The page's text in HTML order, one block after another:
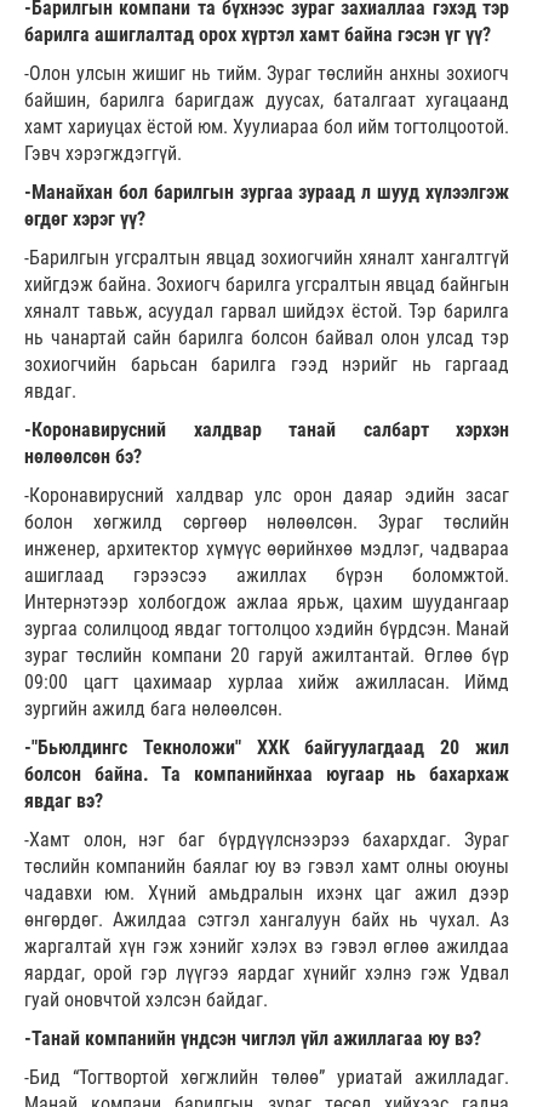
-Барилгын компани та бүхнээс зураг захиаллаа гэхэд тэр
барилга ашиглалтад орох хүртэл хамт байна гэсэн үг үү?
-Олон улсын жишиг нь тийм. Зураг төслийн анхны зохиогч
байшин, барилга баригдаж дуусах, баталгаат хугацаанд
хамт хариуцах ёстой юм. Хуулиараа бол ийм тогтолцоотой.
Гэвч хэрэгждэггүй.
-Манайхан бол барилгын зургаа зураад л шууд хүлээлгэж
өгдөг хэрэг үү?
-Барилгын угсралтын явцад зохиогчийн хяналт хангалтгүй
хийгдэж байна. Зохиогч барилга угсралтын явцад байнгын
хяналт тавьж, асуудал гарвал шийдэх ёстой. Тэр барилга
нь чанартай сайн барилга болсон байвал олон улсад тэр
зохиогчийн барьсан барилга гээд нэрийг нь гаргаад
явдаг.
-Коронавирусний халдвар танай салбарт хэрхэн
нөлөөлсөн бэ?
-Коронавирусний халдвар улс орон даяар эдийн засаг
болон хөгжилд сөргөөр нөлөөлсөн. Зураг төслийн
инженер, архитектор хүмүүс өөрийнхөө мэдлэг, чадвараа
ашиглаад гэрээсээ ажиллах бүрэн боломжтой.
Интернэтээр холбогдож ажлаа ярьж, цахим шуудангаар
зургаа солилцоод явдаг тогтолцоо хэдийн бүрдсэн. Манай
зураг төслийн компани 20 гаруй ажилтантай. Өглөө бүр
09:00 цагт цахимаар хурлаа хийж ажилласан. Иймд
зургийн ажилд бага нөлөөлсөн.
-"Бьюлдингс Текноложи" ХХК байгуулагдаад 20 жил
болсон байна. Та компанийнхаа юугаар нь бахархаж
явдаг вэ?
-Хамт олон, нэг баг бүрдүүлснээрээ бахархдаг. Зураг
төслийн компанийн баялаг юу вэ гэвэл хамт олны оюуны
чадавхи юм. Хүний амьдралын ихэнх цаг ажил дээр
өнгөрдөг. Ажилдаа сэтгэл хангалуун байх нь чухал. Аз
жаргалтай хүн гэж хэнийг хэлэх вэ гэвэл өглөө ажилдаа
яардаг, орой гэр лүүгээ яардаг хүнийг хэлнэ гэж Удвал
гуай оновчтой хэлсэн байдаг.
-Танай компанийн үндсэн чиглэл үйл ажиллагаа юу вэ?
-Бид “Тогтвортой хөгжлийн төлөө” уриатай ажилладаг.